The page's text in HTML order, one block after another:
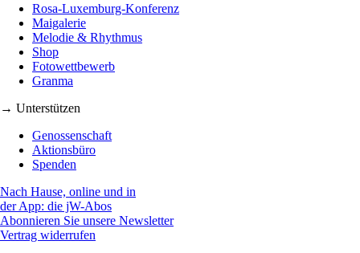
Rosa-Luxemburg-Konferenz
Maigalerie
Melodie & Rhythmus
Shop
Fotowettbewerb
Granma
→ Unterstützen
Genossenschaft
Aktionsbüro
Spenden
Nach Hause, online und in
der App: die jW-Abos
Abonnieren Sie unsere Newsletter
Vertrag widerrufen